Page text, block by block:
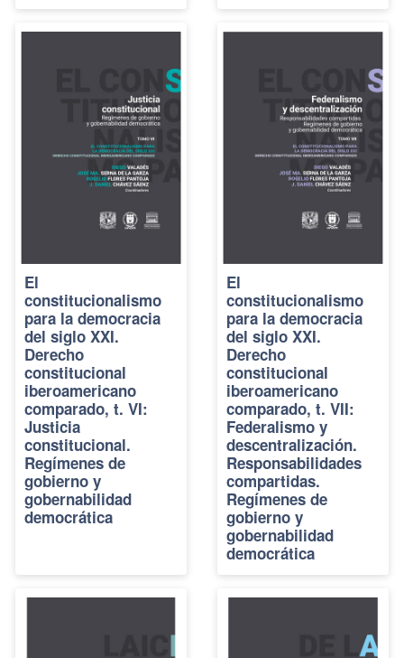
El
constitucionalismo
para la democracia
del siglo XXI.
Derecho
constitucional
iberoamericano
comparado, t. VI:
Justicia
constitucional.
Regímenes de
gobierno y
gobernabilidad
democrática
El
constitucionalismo
para la democracia
del siglo XXI.
Derecho
constitucional
iberoamericano
comparado, t. VII:
Federalismo y
descentralización.
Responsabilidades
compartidas.
Regímenes de
gobierno y
gobernabilidad
democrática